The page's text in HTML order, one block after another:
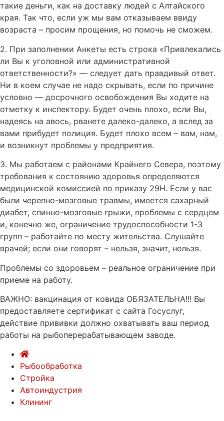
такие деньги, как на доставку людей с Алтайского
края. Так что, если уж мы вам отказываем ввиду
возраста – просим прощения, но помочь не сможем.
2. При заполнении Анкеты есть строка «Привлекались
ли Вы к уголовной или административной
ответственности?» — следует дать правдивый ответ.
Ни в коем случае не надо скрывать, если по причине
условно — досрочного освобождения Вы ходите на
отметку к инспектору. Будет очень плохо, если Вы,
надеясь на авось, рванете далеко-далеко, а вслед за
вами прибудет полиция. Будет плохо всем – вам, нам,
и возникнут проблемы у предприятия.
3. Мы работаем с районами Крайнего Севера, поэтому
требования к состоянию здоровья определяются
медицинской комиссией по приказу 29Н. Если у вас
были черепно-мозговые травмы, имеется сахарный
диабет, спинно-мозговые грыжи, проблемы с сердцем
и, конечно же, ограничение трудоспособности 1-3
групп – работайте по месту жительства. Слушайте
врачей; если они говорят – нельзя, значит, нельзя.
Проблемы со здоровьем – реальное ограничение при
приеме на работу.
ВАЖНО: вакцинация от ковида ОБЯЗАТЕЛЬНА!!! Вы
предоставляете сертификат с сайта Госуслуг,
действие прививки должно охватывать ваш период
работы на рыбоперерабатывающем заводе.
Рыбообработка
Стройка
Автоиндустрия
Клининг